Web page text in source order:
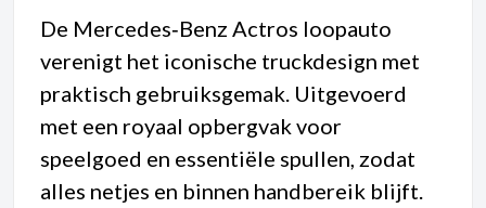
De Mercedes‑Benz Actros loopauto
verenigt het iconische truckdesign met
praktisch gebruiksgemak. Uitgevoerd
met een royaal opbergvak voor
speelgoed en essentiële spullen, zodat
alles netjes en binnen handbereik blijft.